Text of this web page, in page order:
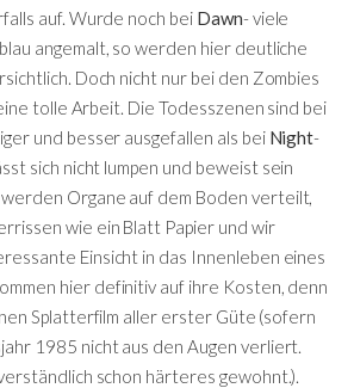
auf. Wurde noch bei Dawn- viele
angemalt, so werden hier deutliche
Doch nicht nur bei den Zombies
tolle Arbeit. Die Todesszenen sind bei
und besser ausgefallen als bei Night-
sich nicht lumpen und beweist sein
Organe auf dem Boden verteilt,
wie ein Blatt Papier und wir
Einsicht in das Innenleben eines
hier definitiv auf ihre Kosten, denn
Splatterfilm aller erster Güte (sofern
1985 nicht aus den Augen verliert.
schon härteres gewohnt.).